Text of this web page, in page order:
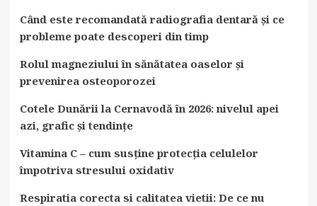
Când este recomandată radiografia dentară și ce
probleme poate descoperi din timp
Rolul magneziului în sănătatea oaselor și
prevenirea osteoporozei
Cotele Dunării la Cernavodă în 2026: nivelul apei
azi, grafic și tendințe
Vitamina C – cum susține protecția celulelor
împotriva stresului oxidativ
Respiratia corecta si calitatea vietii: De ce nu